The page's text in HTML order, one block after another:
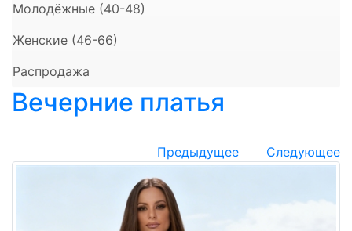
Молодёжные (40-48)
Женские (46-66)
Распродажа
Вечерние платья
Предыдущее Следующее